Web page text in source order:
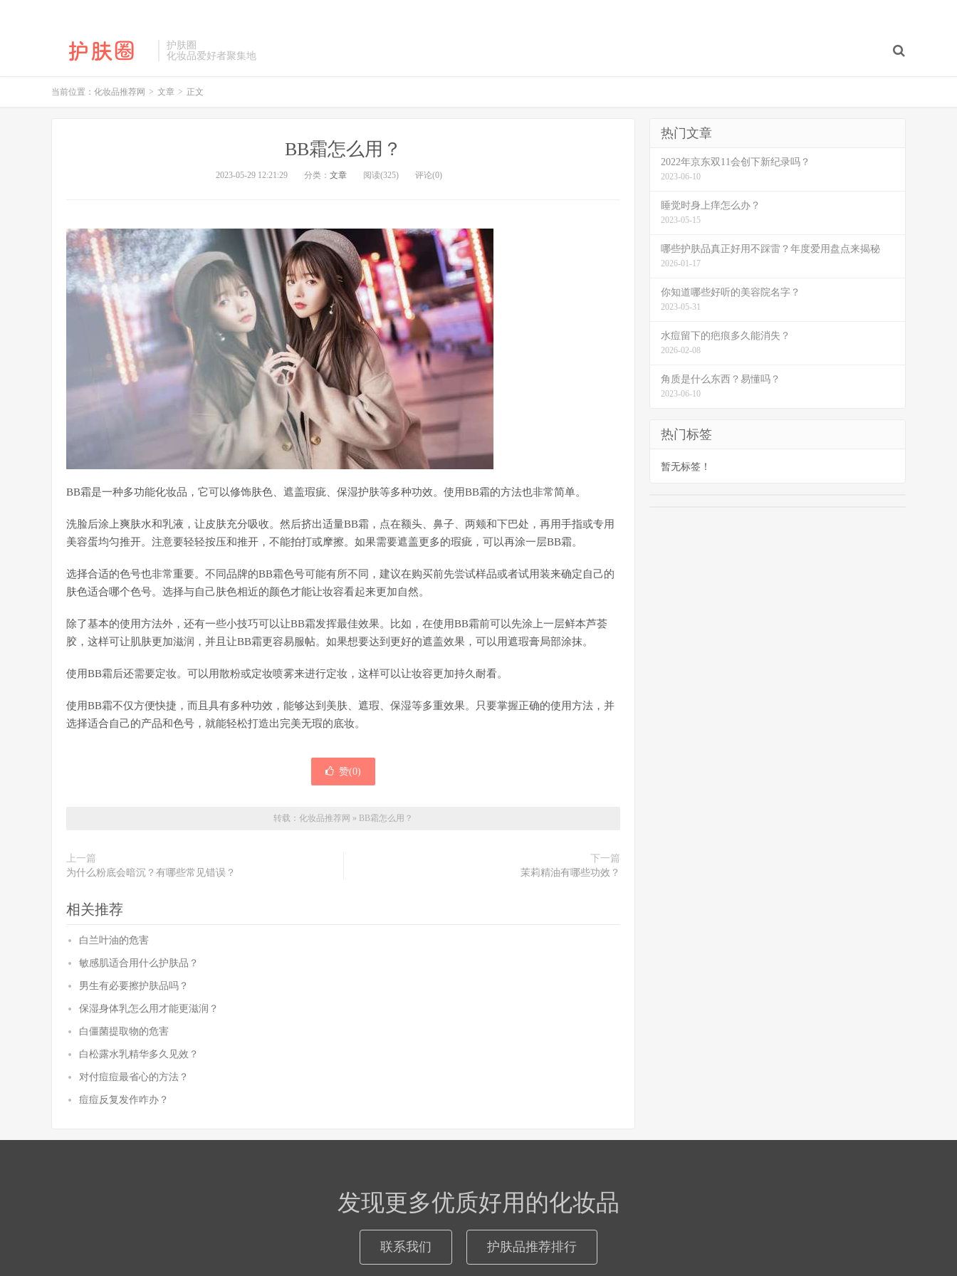
护肤圈
化妆品爱好者聚集地
当前位置： 化妆品推荐网 > 文章 > 正文
BB霜怎么用？
2023-05-29 12:21:29 分类： 文章 阅读(325) 评论(0)
BB霜是一种多功能化妆品，它可以修饰肤色、遮盖瑕疵、保湿护肤等多种功效。使用BB霜的方法也非常简单。
洗脸后涂上爽肤水和乳液，让皮肤充分吸收。然后挤出适量BB霜，点在额头、鼻子、两颊和下巴处，再用手指或专用
美容蛋均匀推开。注意要轻轻按压和推开，不能拍打或摩擦。如果需要遮盖更多的瑕疵，可以再涂一层BB霜。
选择合适的色号也非常重要。不同品牌的BB霜色号可能有所不同，建议在购买前先尝试样品或者试用装来确定自己的
肤色适合哪个色号。选择与自己肤色相近的颜色才能让妆容看起来更加自然。
除了基本的使用方法外，还有一些小技巧可以让BB霜发挥最佳效果。比如，在使用BB霜前可以先涂上一层鲜本芦荟
胶，这样可让肌肤更加滋润，并且让BB霜更容易服帖。如果想要达到更好的遮盖效果，可以用遮瑕膏局部涂抹。
使用BB霜后还需要定妆。可以用散粉或定妆喷雾来进行定妆，这样可以让妆容更加持久耐看。
使用BB霜不仅方便快捷，而且具有多种功效，能够达到美肤、遮瑕、保湿等多重效果。只要掌握正确的使用方法，并
选择适合自己的产品和色号，就能轻松打造出完美无瑕的底妆。
赞(0)
转载： 化妆品推荐网 » BB霜怎么用？
上一篇
为什么粉底会暗沉？有哪些常见错误？
下一篇
茉莉精油有哪些功效？
相关推荐
白兰叶油的危害
敏感肌适合用什么护肤品？
男生有必要擦护肤品吗？
保湿身体乳怎么用才能更滋润？
白僵菌提取物的危害
白松露水乳精华多久见效？
对付痘痘最省心的方法？
痘痘反复发作咋办？
热门文章
2022年京东双11会创下新纪录吗？
2023-06-10
睡觉时身上痒怎么办？
2023-05-15
哪些护肤品真正好用不踩雷？年度爱用盘点来揭秘
2026-01-17
你知道哪些好听的美容院名字？
2023-05-31
水痘留下的疤痕多久能消失？
2026-02-08
角质是什么东西？易懂吗？
2023-06-10
热门标签
暂无标签！
发现更多优质好用的化妆品
联系我们 护肤品推荐排行